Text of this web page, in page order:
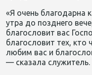
«Я очень благодарна
утра до позднего
благословит вас
благословит тех,
любим вас и
— сказала служитель.